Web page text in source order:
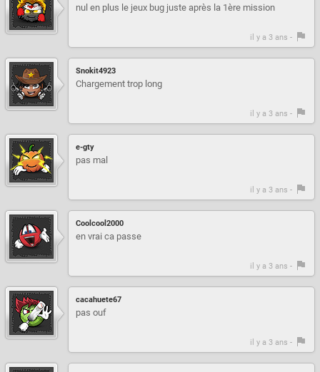
nul en plus le jeux bug juste après la 1ère mission
il y a 3 ans -
Snokit4923
Chargement trop long
il y a 3 ans -
e-gty
pas mal
il y a 3 ans -
Coolcool2000
en vrai ca passe
il y a 3 ans -
cacahuete67
pas ouf
il y a 3 ans -